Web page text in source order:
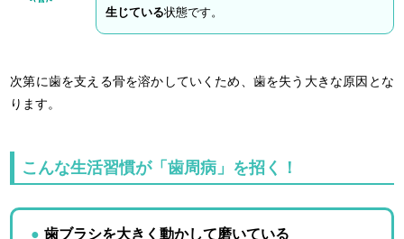
生じている状態です。
次第に歯を支える骨を溶かしていくため、歯を失う大きな原因とな
ります。
こんな生活習慣が「歯周病」を招く！
歯ブラシを大きく動かして磨いている